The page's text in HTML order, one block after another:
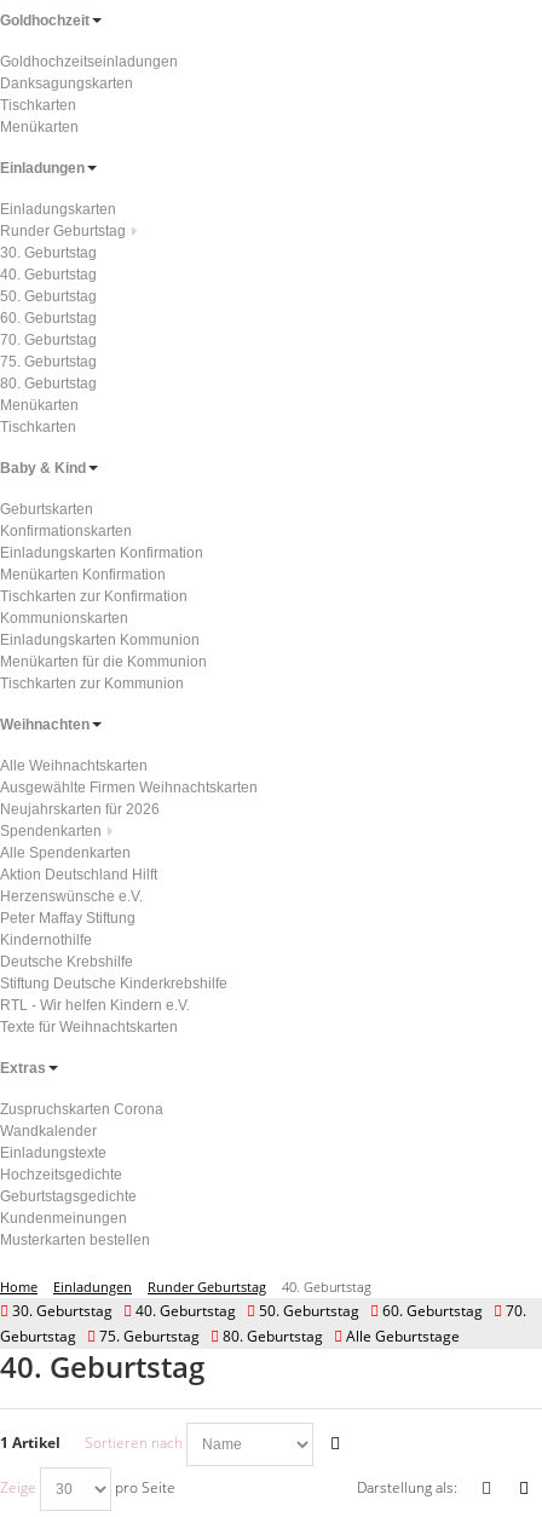
Goldhochzeit
Goldhochzeitseinladungen
Danksagungskarten
Tischkarten
Menükarten
Einladungen
Einladungskarten
Runder Geburtstag
30. Geburtstag
40. Geburtstag
50. Geburtstag
60. Geburtstag
70. Geburtstag
75. Geburtstag
80. Geburtstag
Menükarten
Tischkarten
Baby & Kind
Geburtskarten
Konfirmationskarten
Einladungskarten Konfirmation
Menükarten Konfirmation
Tischkarten zur Konfirmation
Kommunionskarten
Einladungskarten Kommunion
Menükarten für die Kommunion
Tischkarten zur Kommunion
Weihnachten
Alle Weihnachtskarten
Ausgewählte Firmen Weihnachtskarten
Neujahrskarten für 2026
Spendenkarten
Alle Spendenkarten
Aktion Deutschland Hilft
Herzenswünsche e.V.
Peter Maffay Stiftung
Kindernothilfe
Deutsche Krebshilfe
Stiftung Deutsche Kinderkrebshilfe
RTL - Wir helfen Kindern e.V.
Texte für Weihnachtskarten
Extras
Zuspruchskarten Corona
Wandkalender
Einladungstexte
Hochzeitsgedichte
Geburtstagsgedichte
Kundenmeinungen
Musterkarten bestellen
Home Einladungen Runder Geburtstag 40. Geburtstag
30. Geburtstag 40. Geburtstag 50. Geburtstag 60. Geburtstag
70.
Geburtstag
75. Geburtstag 80. Geburtstag Alle Geburtstage
40. Geburtstag
1 Artikel Sortieren nach
Zeige pro Seite Darstellung als: